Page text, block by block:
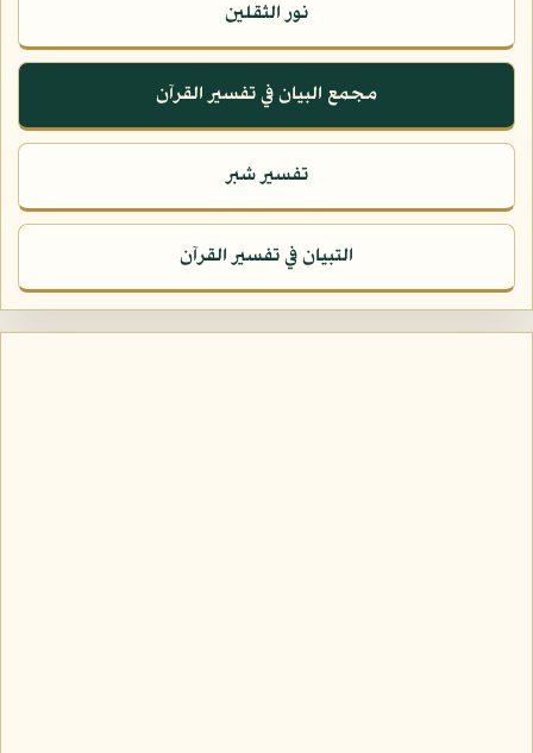
نور الثقلين
مجمع البيان في تفسير القرآن
تفسير شبر
التبيان في تفسير القرآن